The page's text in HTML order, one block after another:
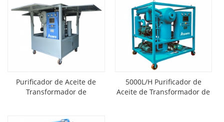
Purificador de Aceite de
Transformador de
5000L/H Purificador de
Aceite de Transformador de